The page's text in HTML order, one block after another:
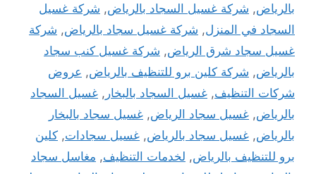
بالرياض, شركة غسيل السجاد بالرياض, شركة غسيل
السجاد في المنزل, شركة غسيل سجاد بالرياض, شركة
غسيل سجاد شرق الرياض, شركة غسيل كنب سجاد
بالرياض, شركة كلين برو للتنظيف بالرياض, عروض
شركات التنظيف, غسيل السجاد بالبخار , غسيل السجاد
بالرياض, غسيل سجاد الرياض, غسيل سجاد بالبخار
بالرياض, غسيل سجاد بالرياض, غسيل سجادات, كلين
برو للتنظيف بالرياض, لخدمات التنظيف, مغاسل سجاد